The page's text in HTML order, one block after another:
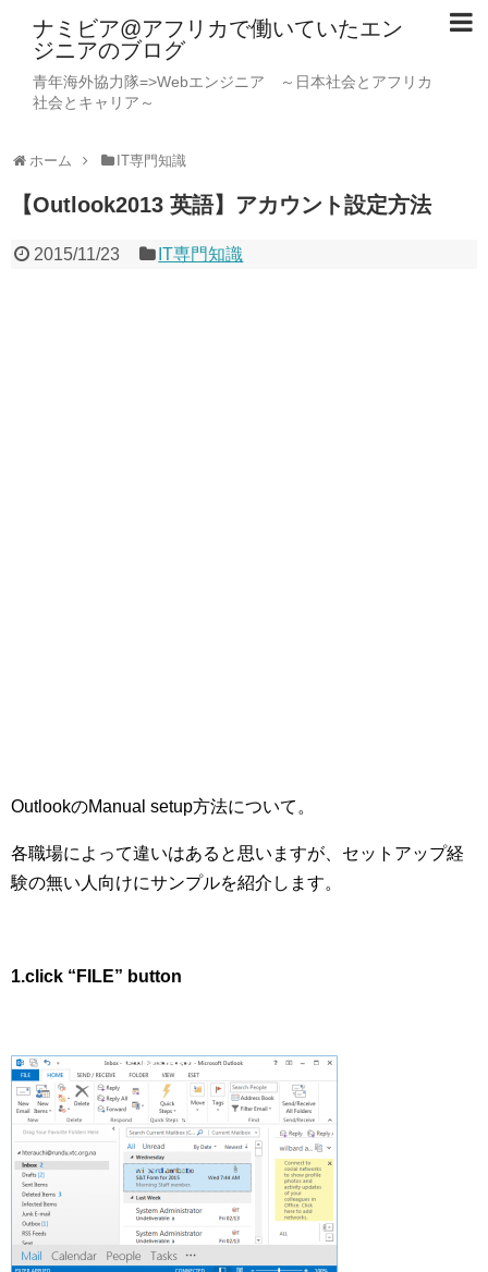
ナミビア@アフリカで働いていたエン
ジニアのブログ
青年海外協力隊=>Webエンジニア ～日本社会とアフリカ
社会とキャリア～
ホーム IT専門知識
【Outlook2013 英語】アカウント設定方法
2015/11/23 IT専門知識
OutlookのManual setup方法について。
各職場によって違いはあると思いますが、セットアップ経
験の無い人向けにサンプルを紹介します。
1.click “FILE” button